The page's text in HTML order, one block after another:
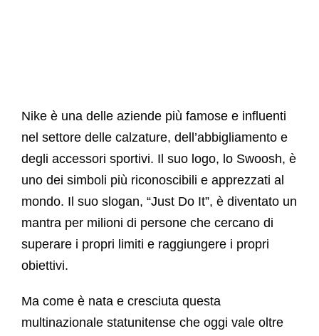
Nike è una delle aziende più famose e influenti
nel settore delle calzature, dell’abbigliamento e
degli accessori sportivi. Il suo logo, lo Swoosh, è
uno dei simboli più riconoscibili e apprezzati al
mondo. Il suo slogan, “Just Do It”, è diventato un
mantra per milioni di persone che cercano di
superare i propri limiti e raggiungere i propri
obiettivi.
Ma come è nata e cresciuta questa
multinazionale statunitense che oggi vale oltre